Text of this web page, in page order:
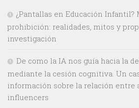
¿Pantallas en Educación Infantil?
prohibición: realidades, mitos y
investigación
De como la IA nos guía hacia la
mediante la cesión cognitiva. Un
información sobre la relación entre
influencers